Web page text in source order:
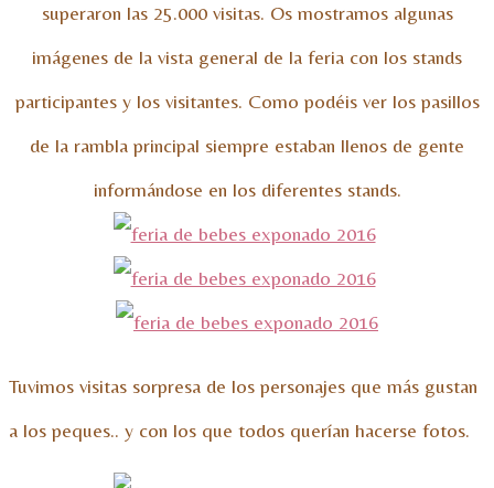
superaron las 25.000 visitas. Os mostramos algunas
imágenes de la vista general de la feria con los stands
participantes y los visitantes. Como podéis ver los pasillos
de la rambla principal siempre estaban llenos de gente
informándose en los diferentes stands.
Tuvimos visitas sorpresa de los personajes que más gustan
a los peques.. y con los que todos querían hacerse fotos.